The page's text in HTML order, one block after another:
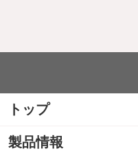
トップ
製品情報